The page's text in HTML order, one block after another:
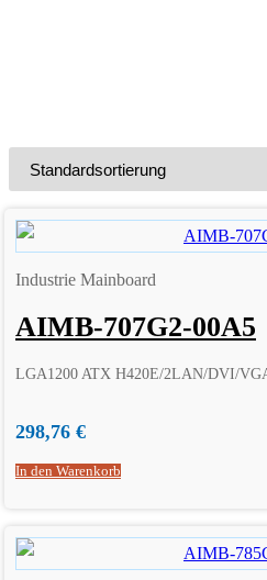
Industrie Mainboard
AIMB-707G2-00A5
LGA1200 ATX H420E/2LAN/DVI/
298,76 €
In den Warenkorb